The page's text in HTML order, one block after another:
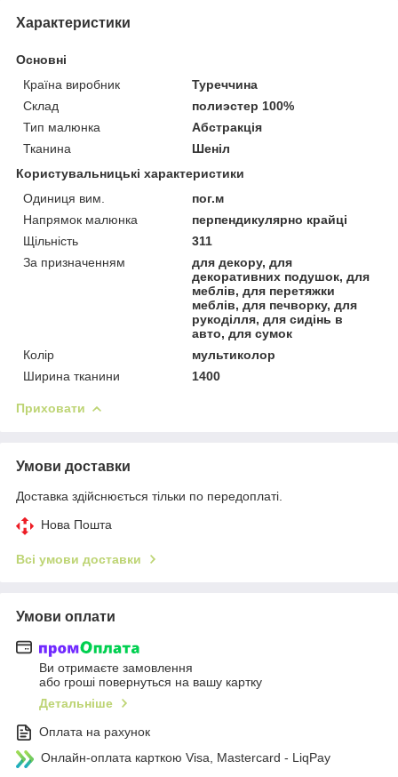
Характеристики
Основні
Країна виробник
Туреччина
Склад
полиэстер 100%
Тип малюнка
Абстракція
Тканина
Шеніл
Користувальницькі характеристики
Одиниця вим.
пог.м
Напрямок малюнка
перпендикулярно крайці
Щільність
311
За призначенням
для декору, для
декоративних подушок, для
меблів, для перетяжки
меблів, для печворку, для
рукоділля, для сидінь в
авто, для сумок
Колір
мультиколор
Ширина тканини
1400
Приховати
Умови доставки
Доставка здійснюється тільки по передоплаті.
Нова Пошта
Всі умови доставки
Умови оплати
Ви отримаєте замовлення
або гроші повернуться на вашу картку
Детальніше
Оплата на рахунок
Онлайн-оплата карткою Visa, Mastercard - LiqPay